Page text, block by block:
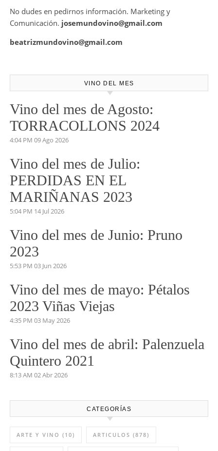
No dudes en pedirnos información. Marketing y
Comunicación. josemundovino@gmail.com
beatrizmundovino@gmail.com
VINO DEL MES
Vino del mes de Agosto:
TORRACOLLONS 2024
4:04 PM 09 Ago 2026
Vino del mes de Julio:
PERDIDAS EN EL
MARIÑANAS 2023
5:04 PM 14 Jul 2026
Vino del mes de Junio: Pruno
2023
5:53 PM 03 Jun 2026
Vino del mes de mayo: Pétalos
2023 Viñas Viejas
4:35 PM 03 May 2026
Vino del mes de abril: Palenzuela
Quintero 2021
8:13 AM 02 Abr 2026
CATEGORÍAS
ARTE Y VINO (10) ARTICULOS (878)